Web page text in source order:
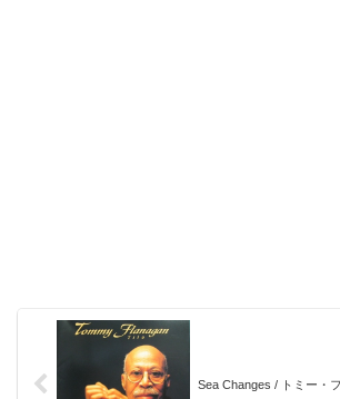
Sea Changes / トミー・